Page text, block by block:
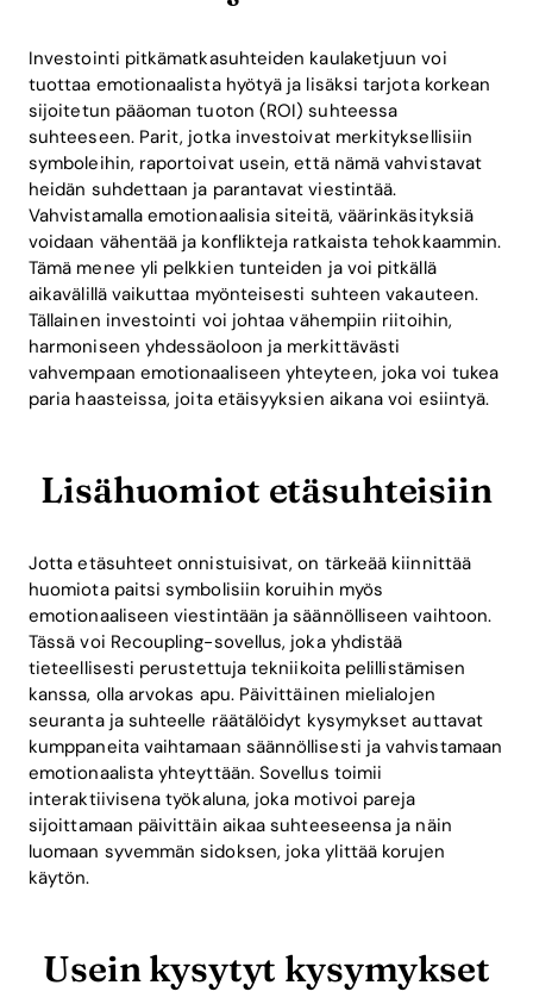
Investointi pitkämatkasuhteiden kaulaketjuun voi
tuottaa emotionaalista hyötyä ja lisäksi tarjota korkean
sijoitetun pääoman tuoton (ROI) suhteessa
suhteeseen. Parit, jotka investoivat merkityksellisiin
symboleihin, raportoivat usein, että nämä vahvistavat
heidän suhdettaan ja parantavat viestintää.
Vahvistamalla emotionaalisia siteitä, väärinkäsityksiä
voidaan vähentää ja konflikteja ratkaista tehokkaammin.
Tämä menee yli pelkkien tunteiden ja voi pitkällä
aikavälillä vaikuttaa myönteisesti suhteen vakauteen.
Tällainen investointi voi johtaa vähempiin riitoihin,
harmoniseen yhdessäoloon ja merkittävästi
vahvempaan emotionaaliseen yhteyteen, joka voi tukea
paria haasteissa, joita etäisyyksien aikana voi esiintyä.
Lisähuomiot etäsuhteisiin
Jotta etäsuhteet onnistuisivat, on tärkeää kiinnittää
huomiota paitsi symbolisiin koruihin myös
emotionaaliseen viestintään ja säännölliseen vaihtoon.
Tässä voi Recoupling-sovellus, joka yhdistää
tieteellisesti perustettuja tekniikoita pelillistämisen
kanssa, olla arvokas apu. Päivittäinen mielialojen
seuranta ja suhteelle räätälöidyt kysymykset auttavat
kumppaneita vaihtamaan säännöllisesti ja vahvistamaan
emotionaalista yhteyttään. Sovellus toimii
interaktiivisena työkaluna, joka motivoi pareja
sijoittamaan päivittäin aikaa suhteeseensa ja näin
luomaan syvemmän sidoksen, joka ylittää korujen
käytön.
Usein kysytyt kysymykset